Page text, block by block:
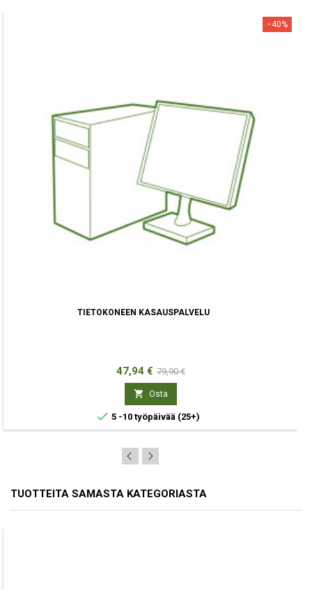
−40%
TIETOKONEEN KASAUSPALVELU
Hinta
47,94 € Normaali
hinta
79,90 €
 Osta
 5 -10 työpäivää (25+)
TUOTTEITA SAMASTA KATEGORIASTA